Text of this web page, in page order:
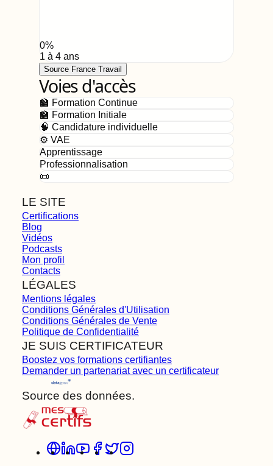
0%
1 à 4 ans
Source France Travail
Voies d'accès
🏫 Formation Continue
🏫 Formation Initiale
🧠 Candidature individuelle
⚙️ VAE
Apprentissage
Professionnalisation
📜
LE SITE
Certifications
Blog
Vidéos
Podcasts
Mon profil
Contacts
LÉGALES
Mentions légales
Conditions Générales d'Utilisation
Conditions Générales de Vente
Politique de Confidentialité
JE SUIS CERTIFICATEUR
Boostez vos formations certifiantes
Demander un partenariat avec un certificateur
Source des données.